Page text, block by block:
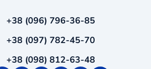
+38 (096) 796-36-85
+38 (097) 782-45-70
+38 (098) 812-63-48